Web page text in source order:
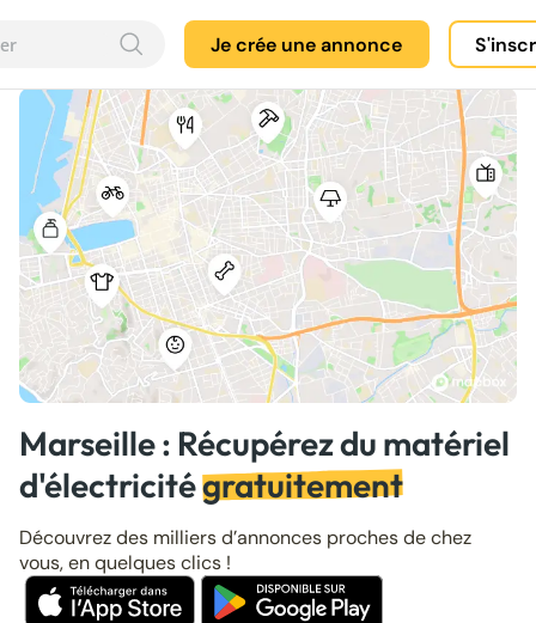
Je crée une annonce
Marseille : Récupérez du matériel
d'électricitégratuitement
Découvrez des milliers d’annonces proches de chez
vous, en quelques clics !